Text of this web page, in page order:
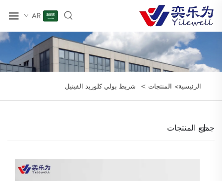
AR
الرئيسية> المنتجات> شريط بولي كلوريد الفينيل
جميع المنتجات